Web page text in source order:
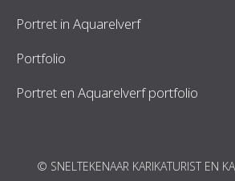
Portret in Aquarelverf
Portfolio
Portret en Aquarelverf portfolio
© SNELTEKENAAR KARIKATURIST EN